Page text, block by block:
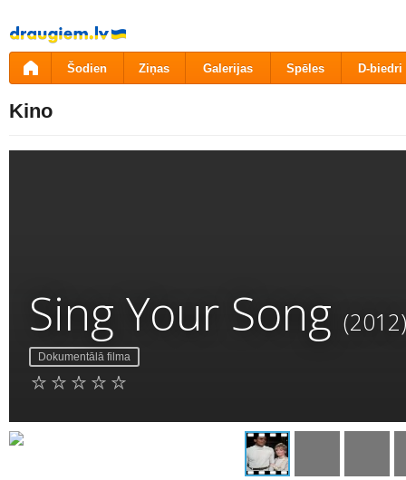
Pāriet
uz
saturu
Šodien Ziņas Galerijas Spēles D-biedri
Kino
Sing Your Song (2012)
Dokumentālā filma